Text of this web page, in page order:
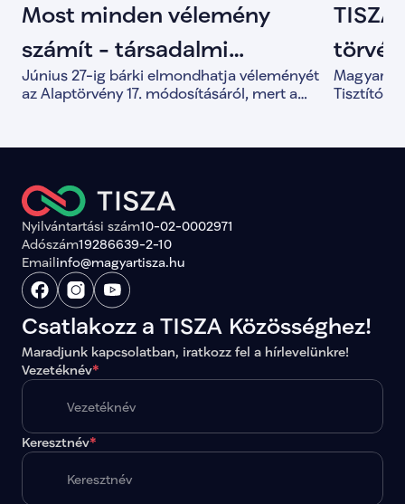
Most minden vélemény
számít - társadalmi
egyeztetés indult az
Június 27-ig bárki elmondhatja véleményét
az Alaptörvény 17. módosításáról, mert a
TISZA
Magyar
Nyilvántartási szám10-02-0002971
Adószám19286639-2-10
Emailinfo@magyartisza.hu
Csatlakozz a TISZA Közösséghez!
Maradjunk kapcsolatban, iratkozz fel a hírlevelünkre!
Vezetéknév*
Keresztnév*